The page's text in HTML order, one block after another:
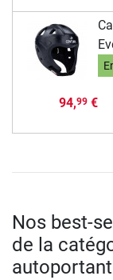
94,99€
Nos best-
de la
autoportant